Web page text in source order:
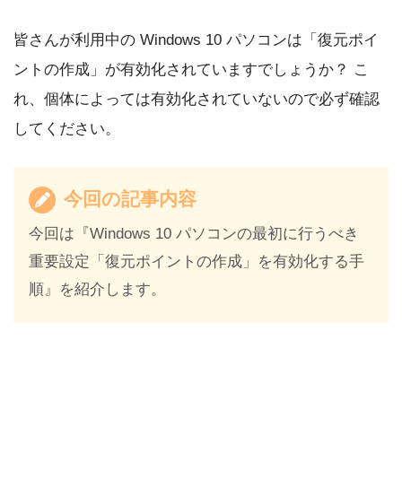
皆さんが利用中の Windows 10 パソコンは「復元ポイ
ントの作成」が有効化されていますでしょうか？ こ
れ、個体によっては有効化されていないので必ず確認
してください。
今回の記事内容
今回は『Windows 10 パソコンの最初に行うべき
重要設定「復元ポイントの作成」を有効化する手
順』を紹介します。